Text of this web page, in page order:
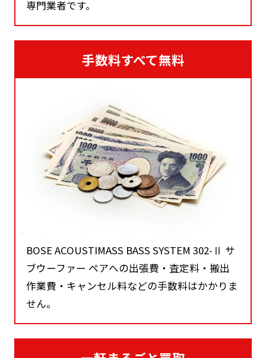
専門業者です。
手数料すべて無料
BOSE ACOUSTIMASS BASS SYSTEM 302-Ⅱ サ
ブウーファー ペアへの出張費・査定料・搬出
作業費・キャンセル料などの手数料はかかりま
せん。